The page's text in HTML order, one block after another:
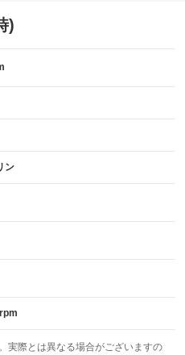
：装備あり
)
ン
実際とは異なる場合がございますの